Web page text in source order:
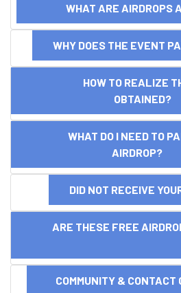
WHAT ARE
WHY DOES THE EVENT
HOW TO REALIZE
WHAT DO I NEED TO
DID NOT RECEIVE
ARE THESE FREE
COMMUNITY & CONTACT